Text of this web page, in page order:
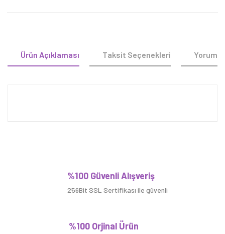
Ürün Açıklaması Taksit Seçenekleri
Yorum Yaz
%100 Güvenli Alışveriş
256Bit SSL Sertifikası ile güvenli
%100 Orjinal Ürün